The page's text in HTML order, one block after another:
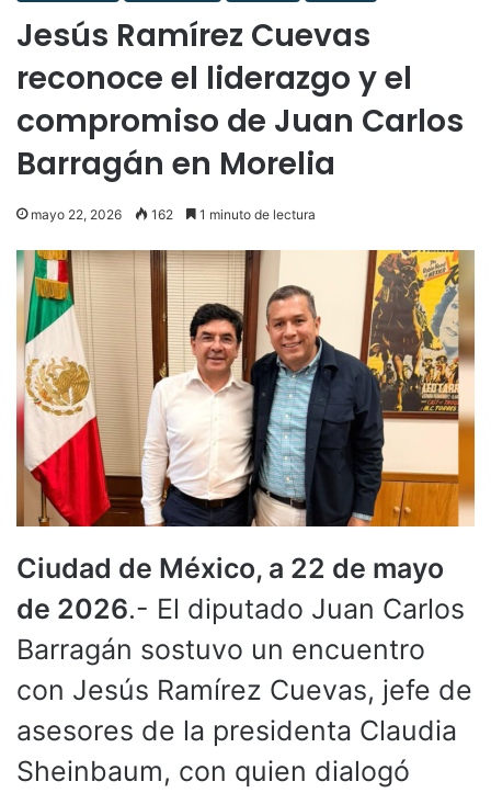
Jesús Ramírez Cuevas
reconoce el liderazgo y el
compromiso de Juan Carlos
Barragán en Morelia
mayo 22, 2026 162 1 minuto de lectura
Ciudad de México, a 22 de mayo
de 2026.- El diputado Juan Carlos
Barragán sostuvo un encuentro
con Jesús Ramírez Cuevas, jefe de
asesores de la presidenta Claudia
Sheinbaum, con quien dialogó